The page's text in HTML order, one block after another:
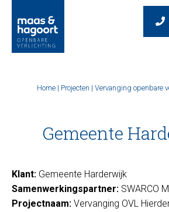
Home | Projecten | Vervanging openbare
Gemeente
Klant: Gemeente Harderwijk
Samenwerkingspartner: SWARCO
Projectnaam: Vervanging OVL